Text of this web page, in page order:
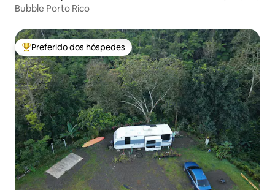
Bubble Porto Rico
Entre os melhores preferidos dos hóspedes
Preferido dos hóspedes